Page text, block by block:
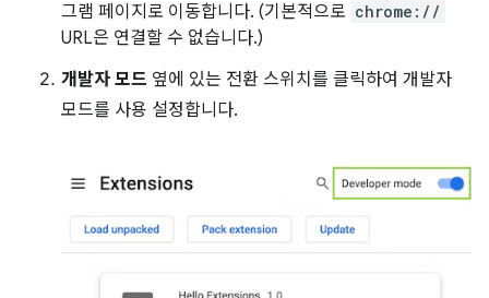
그램 페이지로 이동합니다. (기본적으로 chrome://
URL은 연결할 수 없습니다.)
개발자 모드 옆에 있는 전환 스위치를 클릭하여 개발자
모드를 사용 설정합니다.